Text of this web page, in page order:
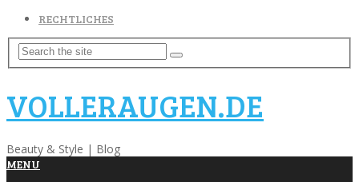
RECHTLICHES
VOLLERAUGEN.DE
Beauty & Style | Blog
MENU